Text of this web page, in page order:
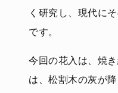
く研究し、現代に
です。
今回の花入は、焼
は、松割木の灰が